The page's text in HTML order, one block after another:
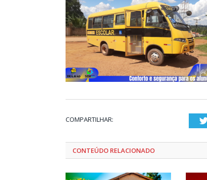
COMPARTILHAR:
CONTEÚDO RELACIONADO